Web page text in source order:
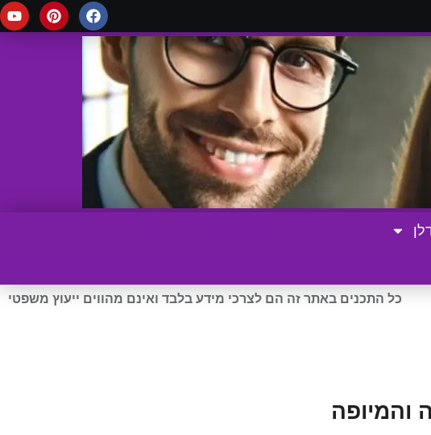
כל התכנים באתר זה הם לצרכי מידע בלבד ואינם מהווים ייעוץ משפטי
והמיופה